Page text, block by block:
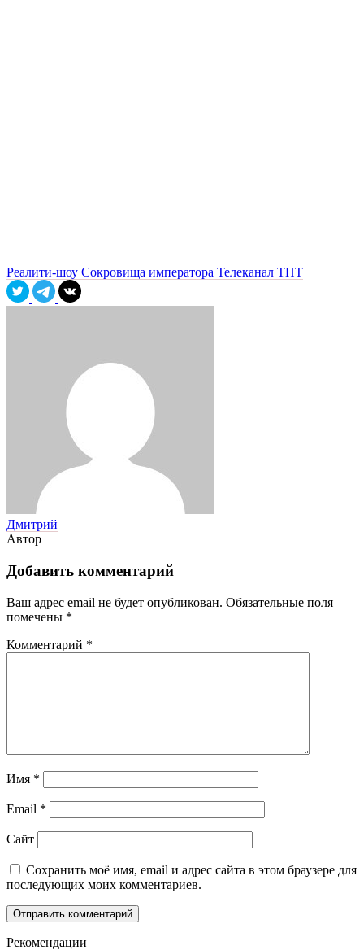
Реалити-шоу Сокровища императора Телеканал ТНТ
Дмитрий
Автор
Добавить комментарий
Ваш адрес email не будет опубликован. Обязательные поля
помечены *
Комментарий *
Имя *
Email *
Сайт
Сохранить моё имя, email и адрес сайта в этом браузере для
последующих моих комментариев.
Рекомендации